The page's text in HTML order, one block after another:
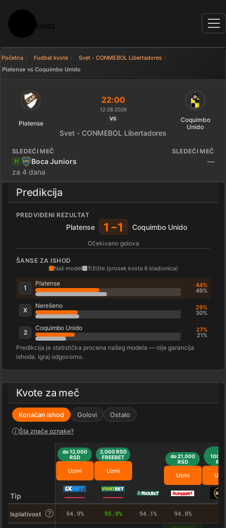
Početna Fudbal kvote
Svet - CONMEBOL Libertadores
Platense vs Coquimbo Unido
Uporedi kvote: Platense -
Platense
22:00
12.08.2026
VS
Coquimbo
Unido
Svet - CONMEBOL Libertadores
SLEDEĆI MEČ
H
Boca Juniors
za 4 dana
SLEDEĆI MEČ
—
Predikcija
PREDVIĐENI REZULTAT
Platense 1-1 Coquimbo Unido
Očekivano golova
ŠANSE ZA ISHOD
Naš model Tržište (prosek kvota 6 kladionica)
1
Platense 44%
49%
X
Nerešeno 29%
30%
2
Coquimbo Unido 27%
21%
Predikcija je statistička procena našeg modela — nije garancija
ishoda. Igraj odgovorno.
Kvote za meč
Konačan ishod Golovi Ostalo
Šta znače oznake?
Tip
do 12,000
RSD
Uzmi
2,000 RSD
FREEBET
Uzmi
do 21,000
RSD
Uzmi
do
RSD
Isplativost 94.9% 95.9% 94.1% 94.8%